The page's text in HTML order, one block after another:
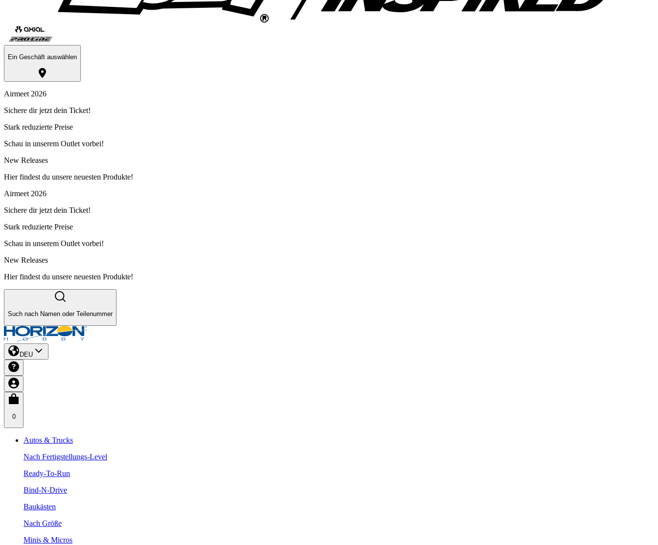
Ein Geschäft auswählen
Airmeet 2026
Sichere dir jetzt dein Ticket!
Stark reduzierte Preise
Schau in unserem Outlet vorbei!
New Releases
Hier findest du unsere neuesten Produkte!
Airmeet 2026
Sichere dir jetzt dein Ticket!
Stark reduzierte Preise
Schau in unserem Outlet vorbei!
New Releases
Hier findest du unsere neuesten Produkte!
Such nach Namen oder Teilenummer
DEU
0
Autos & Trucks
Nach Fertigstellungs-Level
Ready-To-Run
Bind-N-Drive
Baukästen
Nach Größe
Minis & Micros